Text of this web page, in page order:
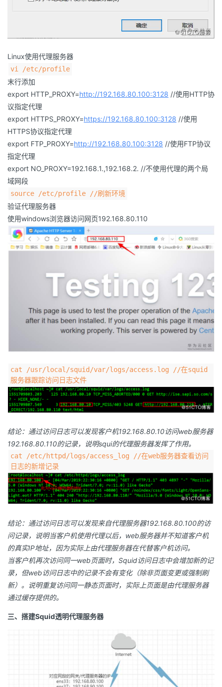
Linux使用代理服务器
vi /etc/profile
末行添加
export HTTP_PROXY=http://192.168.80.100:3128 //使用HTTP协
议指定代理
export HTTPS_PROXY=https://192.168.80.100:3128 //使用
HTTPS协议指定代理
export FTP_PROXY=http://192.168.80.100:3128 //使用FTP协议
指定代理
export NO_PROXY=192.168.1.,192.168.2. //不使用代理的两个局
域网段
source /etc/profile //刷新环境
验证代理服务器
使用windows浏览器访问网页192.168.80.110
cat /usr/local/squid/var/logs/access.log //在squid
服务器跟踪访问日志文件
结论：通过访问日志可以发现客户机192.168.80.10访问web服务器
192.168.80.110的记录，说明squi的代理服务器发挥了作用。
cat /etc/httpd/logs/access_log //在web服务器查看访问
日志的新增记录
结论：通过访问日志可以发现来自代理服务器192.168.80.100的访
问记录，说明当客户机使用代理以后，web服务器并不知道客户机
的真实IP地址，因为实际上由代理服务器在代替客户机访问。
当客户机再次访问同一web页面时，Squid访问日志中会增加新的记
录，但web访问日志中的记录不会有变化（除非页面变更或强制刷
新）。说明重复访问同一静态页面时，实际上页面是由代理服务器
通过缓存提供的。
三、搭建Squid透明代理服务器